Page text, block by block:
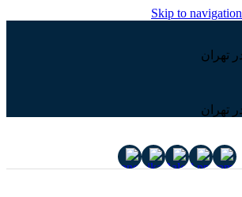
Skip to navigation